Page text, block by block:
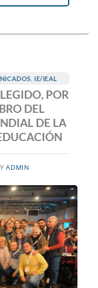
IE/IEAL
POR
DEL
DE LA
ADMIN